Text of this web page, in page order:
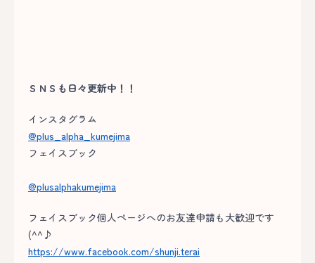
ＳＮＳも日々更新中！！
インスタグラム
@plus_alpha_kumejima
フェイスブック
@plusalphakumejima
フェイスブック個人ページへのお友達申請も大歓迎です
(^^♪
https://www.facebook.com/shunji.terai